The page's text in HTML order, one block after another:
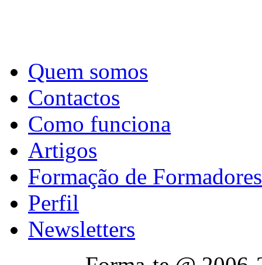
Quem somos
Contactos
Como funciona
Artigos
Formação de Formadores
Perfil
Newsletters